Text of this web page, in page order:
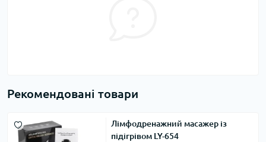
Рекомендовані товари
Лімфодренажний масажер із
підігрівом LY-654